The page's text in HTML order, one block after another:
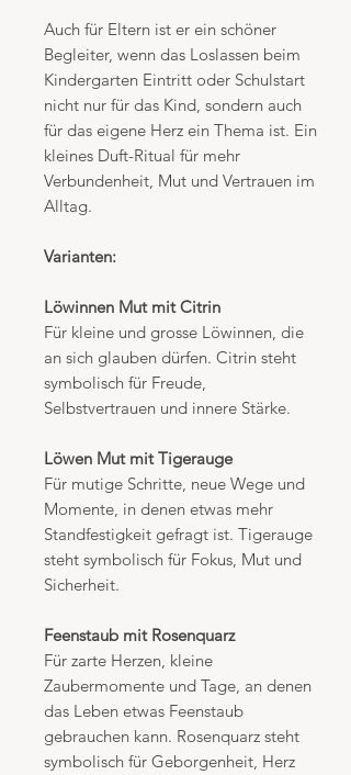
Auch für Eltern ist er ein schöner
Begleiter, wenn das Loslassen beim
Kindergarten Eintritt oder Schulstart
nicht nur für das Kind, sondern auch
für das eigene Herz ein Thema ist. Ein
kleines Duft-Ritual für mehr
Verbundenheit, Mut und Vertrauen im
Alltag.
Varianten:
Löwinnen Mut mit Citrin
Für kleine und grosse Löwinnen, die
an sich glauben dürfen. Citrin steht
symbolisch für Freude,
Selbstvertrauen und innere Stärke.
Löwen Mut mit Tigerauge
Für mutige Schritte, neue Wege und
Momente, in denen etwas mehr
Standfestigkeit gefragt ist. Tigerauge
steht symbolisch für Fokus, Mut und
Sicherheit.
Feenstaub mit Rosenquarz
Für zarte Herzen, kleine
Zaubermomente und Tage, an denen
das Leben etwas Feenstaub
gebrauchen kann. Rosenquarz steht
symbolisch für Geborgenheit, Herz